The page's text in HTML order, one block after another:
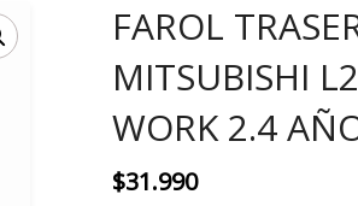
FAROL
MITSUBISHI
WORK 2.4
$31.990